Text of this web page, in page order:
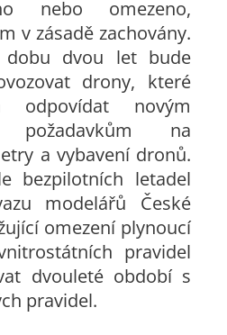
nebo omezeno,
v zásadě zachovány.
dobu dvou let bude
drony, které
odpovídat novým
požadavkům na
a vybavení dronů.
bezpilotních letadel
modelářů České
omezení plynoucí
pravidel
dvouleté období s
pravidel.